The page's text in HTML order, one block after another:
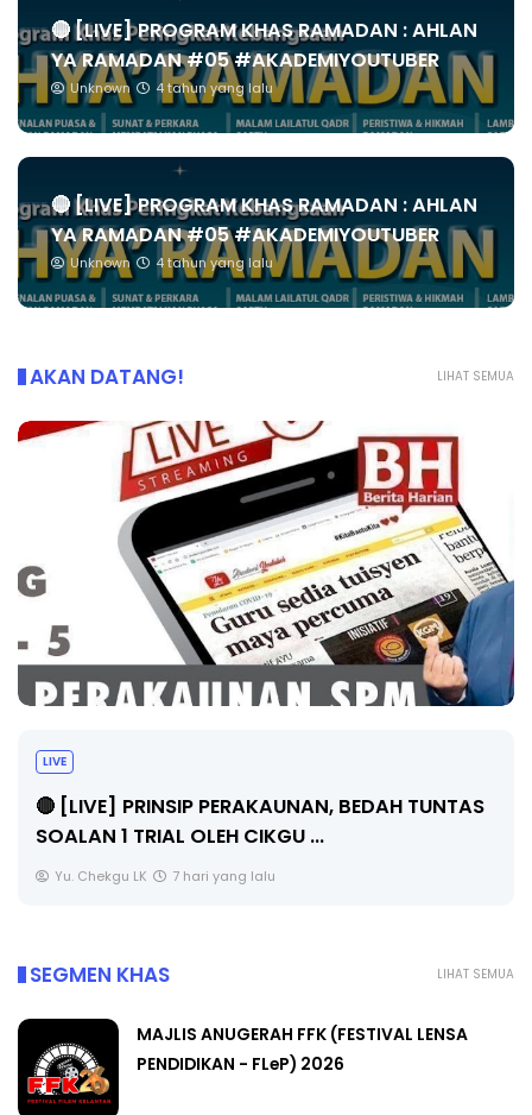
🔴 [LIVE] PROGRAM KHAS RAMADAN : AHLAN
YA RAMADAN #05 #AKADEMIYOUTUBER
Unknown 4 tahun yang lalu
🔴 [LIVE] PROGRAM KHAS RAMADAN : AHLAN
YA RAMADAN #05 #AKADEMIYOUTUBER
Unknown 4 tahun yang lalu
LIHAT SEMUA
AKAN DATANG!
LIVE
🔴 [LIVE] PRINSIP PERAKAUNAN, BEDAH TUNTAS
SOALAN 1 TRIAL OLEH CIKGU ...
Yu. Chekgu LK 7 hari yang lalu
LIHAT SEMUA
SEGMEN KHAS
MAJLIS ANUGERAH FFK (FESTIVAL LENSA
PENDIDIKAN - FLeP) 2026